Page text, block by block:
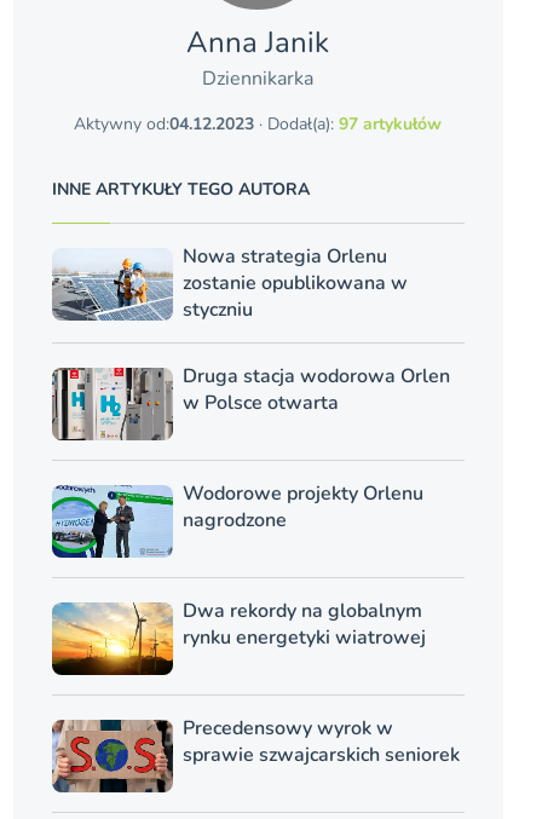
Anna Janik
Dziennikarka
Aktywny od:04.12.2023 · Dodał(a):97 artykułów
INNE ARTYKUŁY TEGO AUTORA
Nowa strategia Orlenu
zostanie opublikowana w
styczniu
Druga stacja wodorowa Orlen
w Polsce otwarta
Wodorowe projekty Orlenu
nagrodzone
Dwa rekordy na globalnym
rynku energetyki wiatrowej
Precedensowy wyrok w
sprawie szwajcarskich seniorek